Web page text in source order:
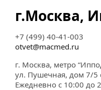
г.Москва,
+7 (499) 40-41-003
otvet@macmed.ru
г. Москва, метро
ул. Пушечная, дом 7/5
Ежедневно с 10:00 до